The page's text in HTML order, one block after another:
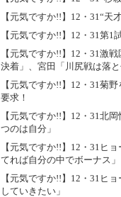
【元気ですか!!】12・31“天
【元気ですか!!】12・31第
【元気ですか!!】12・31激
決着」、宮田「川尻戦は落
【元気ですか!!】12・31菊
要求！
【元気ですか!!】12・31北
つのは自分」
【元気ですか!!】12・31ヒ
てれば自分の中でボーナス」
【元気ですか!!】12・31ヒ
していきたい」